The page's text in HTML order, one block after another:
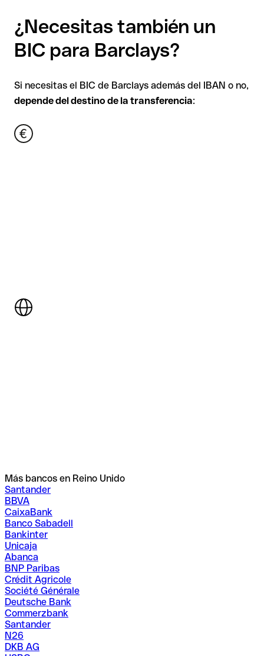
¿Necesitas también un
BIC para Barclays?
Si necesitas el BIC de Barclays además del IBAN o no,
depende del destino de la transferencia:
Más bancos en Reino Unido
Santander
BBVA
CaixaBank
Banco Sabadell
Bankinter
Unicaja
Abanca
BNP Paribas
Crédit Agricole
Société Générale
Deutsche Bank
Commerzbank
Santander
N26
DKB AG